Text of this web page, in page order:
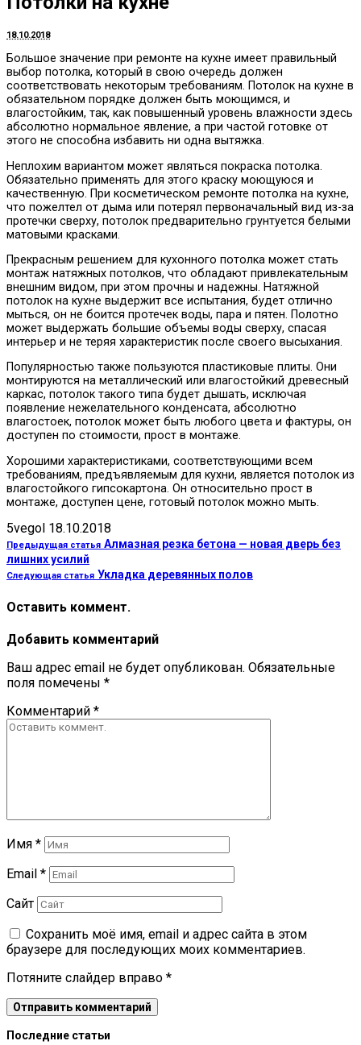
18.10.2018
Большое значение при ремонте на кухне имеет правильный
выбор потолка, который в свою очередь должен
соответствовать некоторым требованиям. Потолок на кухне в
обязательном порядке должен быть моющимся, и
влагостойким, так, как повышенный уровень влажности здесь
абсолютно нормальное явление, а при частой готовке от
этого не способна избавить ни одна вытяжка.
Неплохим вариантом может являться покраска потолка.
Обязательно применять для этого краску моющуюся и
качественную. При косметическом ремонте потолка на кухне,
что пожелтел от дыма или потерял первоначальный вид из-за
протечки сверху, потолок предварительно грунтуется белыми
матовыми красками.
Прекрасным решением для кухонного потолка может стать
монтаж натяжных потолков, что обладают привлекательным
внешним видом, при этом прочны и надежны. Натяжной
потолок на кухне выдержит все испытания, будет отлично
мыться, он не боится протечек воды, пара и пятен. Полотно
может выдержать большие объемы воды сверху, спасая
интерьер и не теряя характеристик после своего высыхания.
Популярностью также пользуются пластиковые плиты. Они
монтируются на металлический или влагостойкий древесный
каркас, потолок такого типа будет дышать, исключая
появление нежелательного конденсата, абсолютно
влагостоек, потолок может быть любого цвета и фактуры, он
доступен по стоимости, прост в монтаже.
Хорошими характеристиками, соответствующими всем
требованиям, предъявляемым для кухни, является потолок из
влагостойкого гипсокартона. Он относительно прост в
монтаже, доступен цене, готовый потолок можно мыть.
5vegol 18.10.2018
Предыдущая статья Алмазная резка бетона — новая дверь без
лишних усилий
Следующая статья Укладка деревянных полов
Оставить коммент.
Добавить комментарий
Ваш адрес email не будет опубликован. Обязательные
поля помечены *
Комментарий *
Имя *
Email *
Сайт
Сохранить моё имя, email и адрес сайта в этом
браузере для последующих моих комментариев.
Потяните слайдер вправо *
Последние статьи